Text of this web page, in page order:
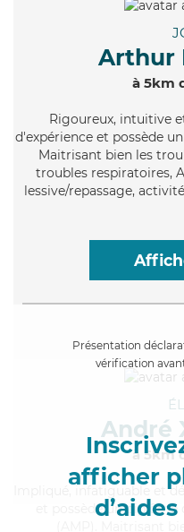
Arthur
à 5km
Rigoureux, intuitive
d'expérience et possède
Maitrisant bien les
troubles respiratoires,
lessive/repassage,
Présentation
vérification
afficher
André
à 5km
, infatiguable et
et possède un diplôme